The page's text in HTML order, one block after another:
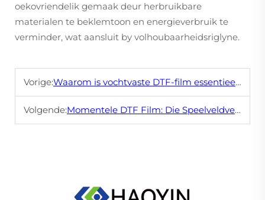
oekovriendelik gemaak deur herbruikbare
materialen te beklemtoon en energieverbruik te
verminder, wat aansluit by volhoubaarheidsriglyne.
Vorige:Waarom is vochtvaste DTF-film essentieel vir jou drukkerbedryf
Volgende:Momentele DTF Film: Die Speelveldveranderder vir Vinnige Op Maat Kledingproduksie